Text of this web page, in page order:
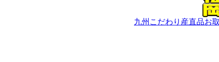
九州こだわり産直品お